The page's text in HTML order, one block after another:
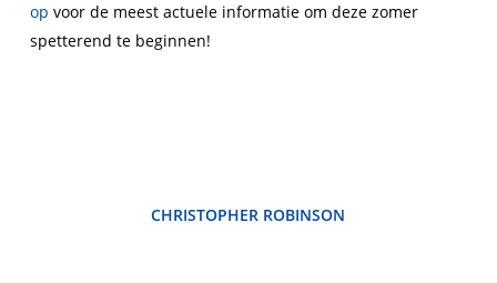
op voor de meest actuele informatie om deze zomer
spetterend te beginnen!
CHRISTOPHER ROBINSON